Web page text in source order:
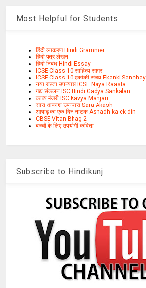
Most Helpful for Students
हिंदी व्याकरण Hindi Grammer
हिंदी पत्र लेखन
हिंदी निबंध Hindi Essay
ICSE Class 10 साहित्य सागर
ICSE Class 10 एकांकी संचय Ekanki Sanchay
नया रास्ता उपन्यास ICSE Naya Raasta
गद्य संकलन ISC Hindi Gadya Sankalan
काव्य मंजरी ISC Kavya Manjari
सारा आकाश उपन्यास Sara Akash
आषाढ़ का एक दिन नाटक Ashadh ka ek din
CBSE Vitan Bhag 2
बच्चों के लिए उपयोगी कविता
Subscribe to Hindikunj